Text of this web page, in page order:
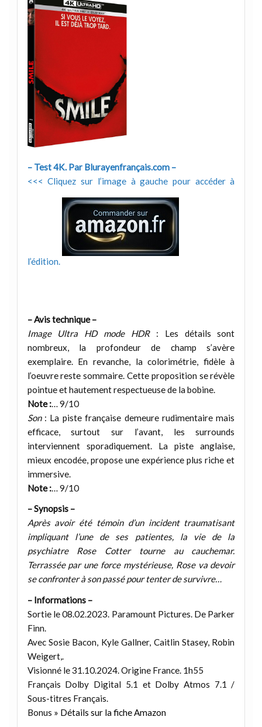
– Test 4K. Par Blurayenfrançais.com –
<<< Cliquez sur l’image à gauche pour accéder à
l’édition.
– Avis technique –
Image Ultra HD mode HDR : Les détails sont
nombreux, la profondeur de champ s’avère
exemplaire. En revanche, la colorimétrie, fidèle à
l’oeuvre reste sommaire. Cette proposition se révèle
pointue et hautement respectueuse de la bobine.
Note :… 9/10
Son: La piste française demeure rudimentaire mais
efficace, surtout sur l’avant, les surrounds
interviennent sporadiquement. La piste anglaise,
mieux encodée, propose une expérience plus riche et
immersive.
Note :… 9/10
– Synopsis –
Après avoir été témoin d’un incident traumatisant
impliquant l’une de ses patientes, la vie de la
psychiatre Rose Cotter tourne au cauchemar.
Terrassée par une force mystérieuse, Rose va devoir
se confronter à son passé pour tenter de survivre…
– Informations –
Sortie le 08.02.2023. Paramount Pictures. De Parker
Finn.
Avec Sosie Bacon, Kyle Gallner, Caitlin Stasey, Robin
Weigert,.
Visionné le 31.10.2024. Origine France. 1h55
Français Dolby Digital 5.1 et Dolby Atmos 7.1 /
Sous-titres Français.
Bonus » Détails sur la fiche Amazon